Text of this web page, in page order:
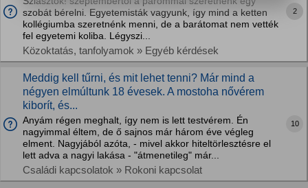
szobát bérelni. Egyetemisták vagyunk, így mind a ketten
kollégiumba szeretnénk menni, de a barátomat nem vették
fel egyetemi koliba. Légyszi...
Közoktatás, tanfolyamok » Egyéb kérdések
2
Meddig kell tűrni, és mit lehet tenni? Már mind a
négyen elmúltunk 18 évesek. A mostoha nővérem
kiborít, és...
Anyám régen meghalt, így nem is lett testvérem. Én
nagyimmal éltem, de ő sajnos már három éve végleg
elment. Nagyjából azóta, - mivel akkor hiteltörlesztésre el
lett adva a nagyi lakása - "átmenetileg" már...
Családi kapcsolatok » Rokoni kapcsolat
10